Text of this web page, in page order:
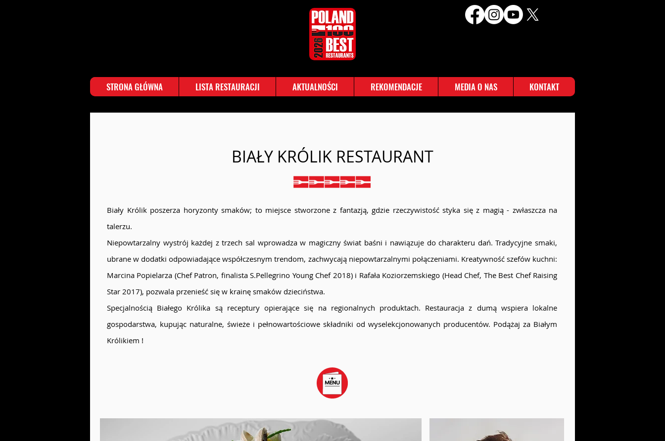
STRONA GŁÓWNA LISTA RESTAURACJI AKTUALNOŚCI REKOMENDACJE MEDIA O NAS KONTAKT
BIAŁY KRÓLIK RESTAURANT
Biały Królik poszerza horyzonty smaków; to miejsce stworzone z fantazją, gdzie rzeczywistość styka się z magią - zwłaszcza na
talerzu.
Niepowtarzalny wystrój każdej z trzech sal wprowadza w magiczny świat baśni i nawiązuje do charakteru dań. Tradycyjne smaki,
ubrane w dodatki odpowiadające współczesnym trendom, zachwycają niepowtarzalnymi połączeniami. Kreatywność szefów kuchni:
Marcina Popielarza (Chef Patron, finalista S.Pellegrino Young Chef 2018) i Rafała Koziorzemskiego (Head Chef, The Best Chef Raising
Star 2017), pozwala przenieść się w krainę smaków dzieciństwa.
Specjalnością Białego Królika są receptury opierające się na regionalnych produktach. Restauracja z dumą wspiera lokalne
gospodarstwa, kupując naturalne, świeże i pełnowartościowe składniki od wyselekcjonowanych producentów. Podążaj za Białym
Królikiem !